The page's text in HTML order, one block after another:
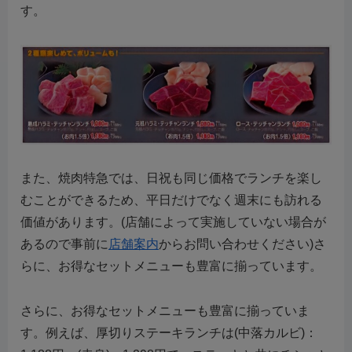
す。
また、焼肉特急では、日祝も同じ価格でランチを楽し
むことができるため、平日だけでなく週末にも訪れる
価値があります。(店舗によって実施していない場合が
あるので事前に 店舗案内からお問い合わせください)さ
らに、お得なセットメニューも豊富に揃っています。
さらに、お得なセットメニューも豊富に揃っていま
す。例えば、厚切りステーキランチは(中落カルビ)：